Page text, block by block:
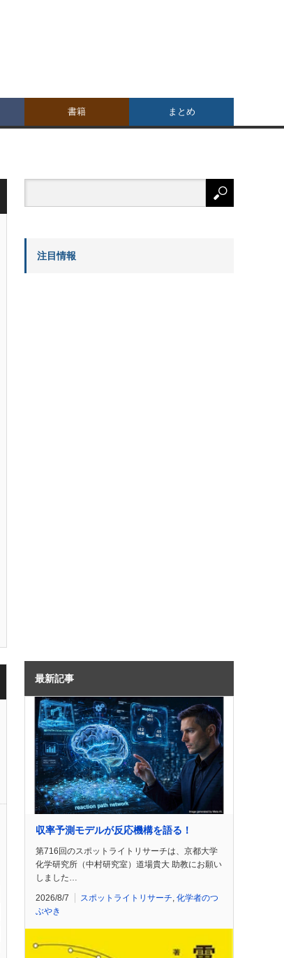
書籍 まとめ
注目情報
最新記事
収率予測モデルが反応機構を語る！
第716回のスポットライトリサーチは、京都大学
化学研究所（中村研究室）道場貴大 助教にお願い
しました…
2026/8/7 スポットライトリサーチ 化学者のつ
ぶやき